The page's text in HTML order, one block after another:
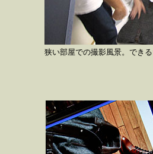
狭い部屋での撮影風景。でき